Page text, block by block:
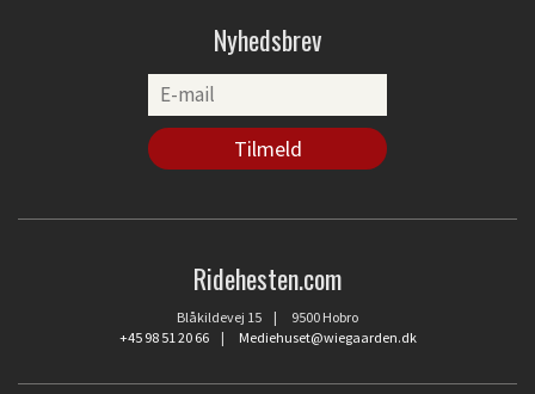
Nyhedsbrev
Ridehesten.com
Blåkildevej 15 | 9500 Hobro
+45 98 51 20 66| Mediehuset@wiegaarden.dk